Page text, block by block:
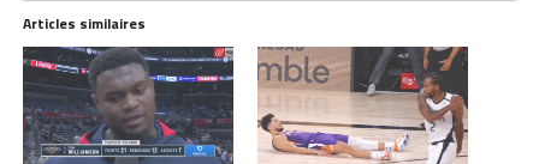
Articles similaires